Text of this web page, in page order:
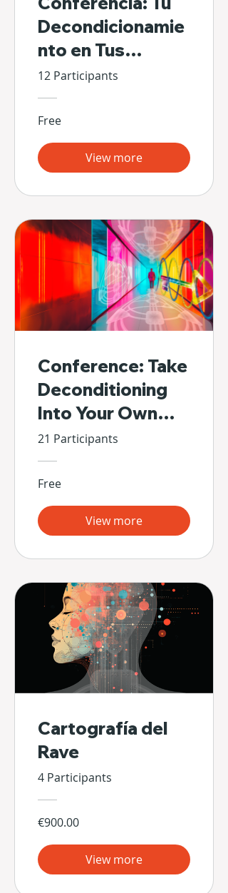
Decondicionamie
nto en Tus
Propias Manos
12 Participants
Free
View more
Conference: Take
Deconditioning
Into Your Own
Hands
21 Participants
Free
View more
Cartografía del
Rave
4 Participants
€900.00
View more